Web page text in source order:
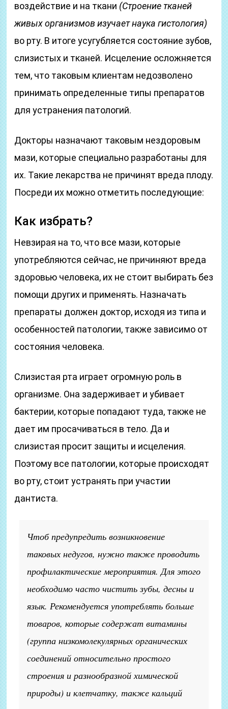
воздействие и на ткани (Строение тканей
живых организмов изучает наука гистология)
во рту. В итоге усугубляется состояние зубов,
слизистых и тканей. Исцеление осложняется
тем, что таковым клиентам недозволено
принимать определенные типы препаратов
для устранения патологий.
Докторы назначают таковым нездоровым
мази, которые специально разработаны для
их. Такие лекарства не причинят вреда плоду.
Посреди их можно отметить последующие:
Как избрать?
Невзирая на то, что все мази, которые
употребляются сейчас, не причиняют вреда
здоровью человека, их не стоит выбирать без
помощи других и применять. Назначать
препараты должен доктор, исходя из типа и
особенностей патологии, также зависимо от
состояния человека.
Слизистая рта играет огромную роль в
организме. Она задерживает и убивает
бактерии, которые попадают туда, также не
дает им просачиваться в тело. Да и
слизистая просит защиты и исцеления.
Поэтому все патологии, которые происходят
во рту, стоит устранять при участии
дантиста.
Чтоб предупредить возникновение
таковых недугов, нужно также проводить
профилактические мероприятия. Для этого
необходимо часто чистить зубы, десны и
язык. Рекомендуется употреблять больше
товаров, которые содержат витамины
(группа низкомолекулярных органических
соединений относительно простого
строения и разнообразной химической
природы) и клетчатку, также кальций